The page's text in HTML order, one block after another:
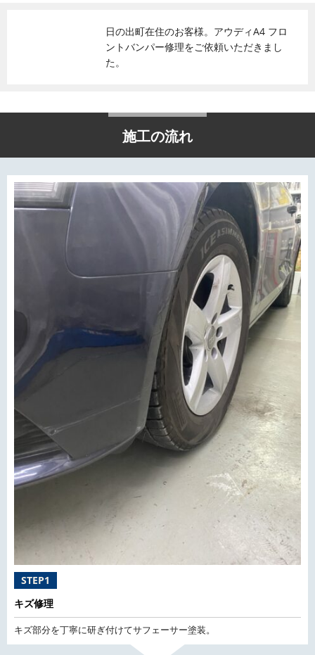
日の出町在住のお客様。アウディA4 フロ
ントバンパー修理をご依頼いただきまし
た。
施工の流れ
STEP1
キズ修理
キズ部分を丁寧に研ぎ付けてサフェーサー塗装。